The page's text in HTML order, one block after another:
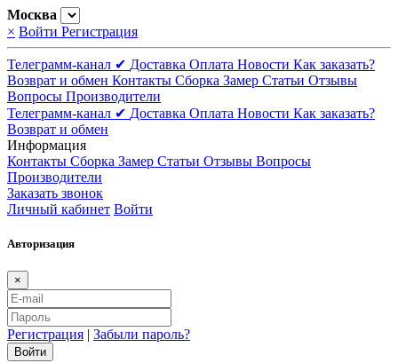
Москва
× Войти Регистрация
Телеграмм-канал ✔ Доставка Оплата Новости Как заказать?
Возврат и обмен Контакты Сборка Замер Статьи Отзывы
Вопросы Производители
Телеграмм-канал ✔ Доставка Оплата Новости Как заказать?
Возврат и обмен
Информация
Контакты Сборка Замер Статьи Отзывы Вопросы
Производители
Заказать звонок
Личный кабинет Войти
Авторизация
×
Регистрация | Забыли пароль?
Войти